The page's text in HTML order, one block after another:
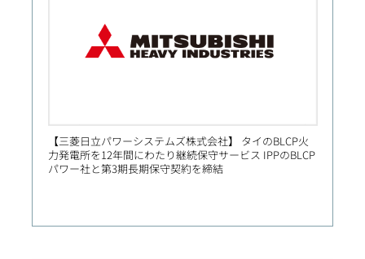
【三菱日立パワーシステムズ株式会社】 タイのBLCP火
力発電所を12年間にわたり継続保守サービス IPPのBLCP
パワー社と第3期長期保守契約を締結